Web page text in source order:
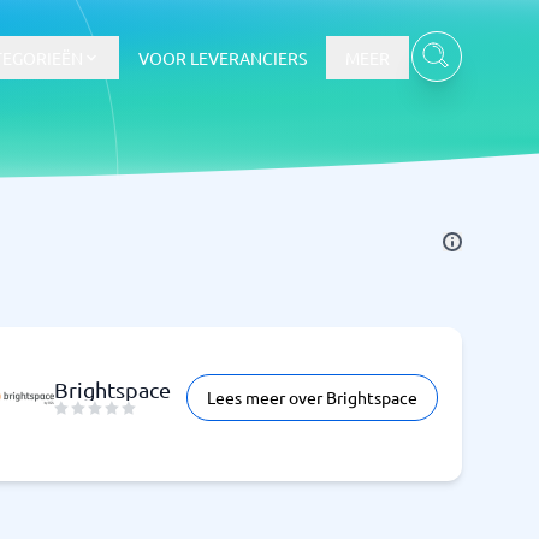
VOOR LEVERANCIERS
Brightspace Lees meer over Brightspace